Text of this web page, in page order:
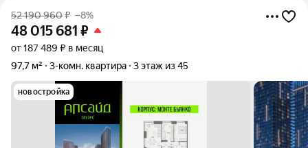
52 190 960₽ –8%
48 015 681 ₽
от 187 489 ₽ в месяц
97,7 м²
3-комн. квартира 3 этаж из 45
новостройка